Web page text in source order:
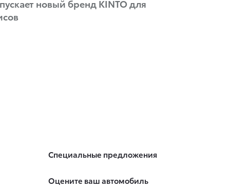
новый бренд KINTO для
Специальные предложения
Оцените ваш автомобиль